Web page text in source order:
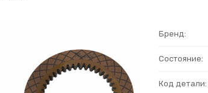
Бренд:
Состояние:
Код детали: